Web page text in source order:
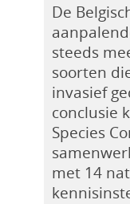
De
steeds
soorten
invasief
conclusie
Species
met 14